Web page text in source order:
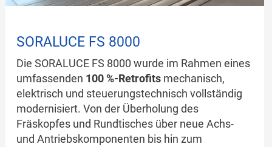
SORALUCE FS 8000
Die SORALUCE FS 8000 wurde im Rahmen eines
umfassenden 100 %-Retrofitsmechanisch,
elektrisch und steuerungstechnisch vollständig
modernisiert. Von der Überholung des
Fräskopfes und Rundtisches über neue Achs-
und Antriebskomponenten bis hin zum